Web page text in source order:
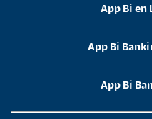
App Bi en
App Bi
App Bi